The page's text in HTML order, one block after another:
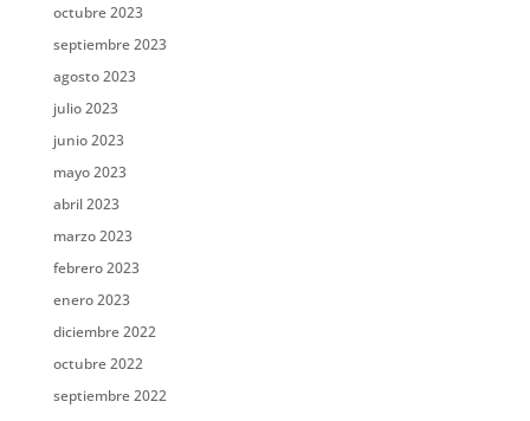
octubre 2023
septiembre 2023
agosto 2023
julio 2023
junio 2023
mayo 2023
abril 2023
marzo 2023
febrero 2023
enero 2023
diciembre 2022
octubre 2022
septiembre 2022